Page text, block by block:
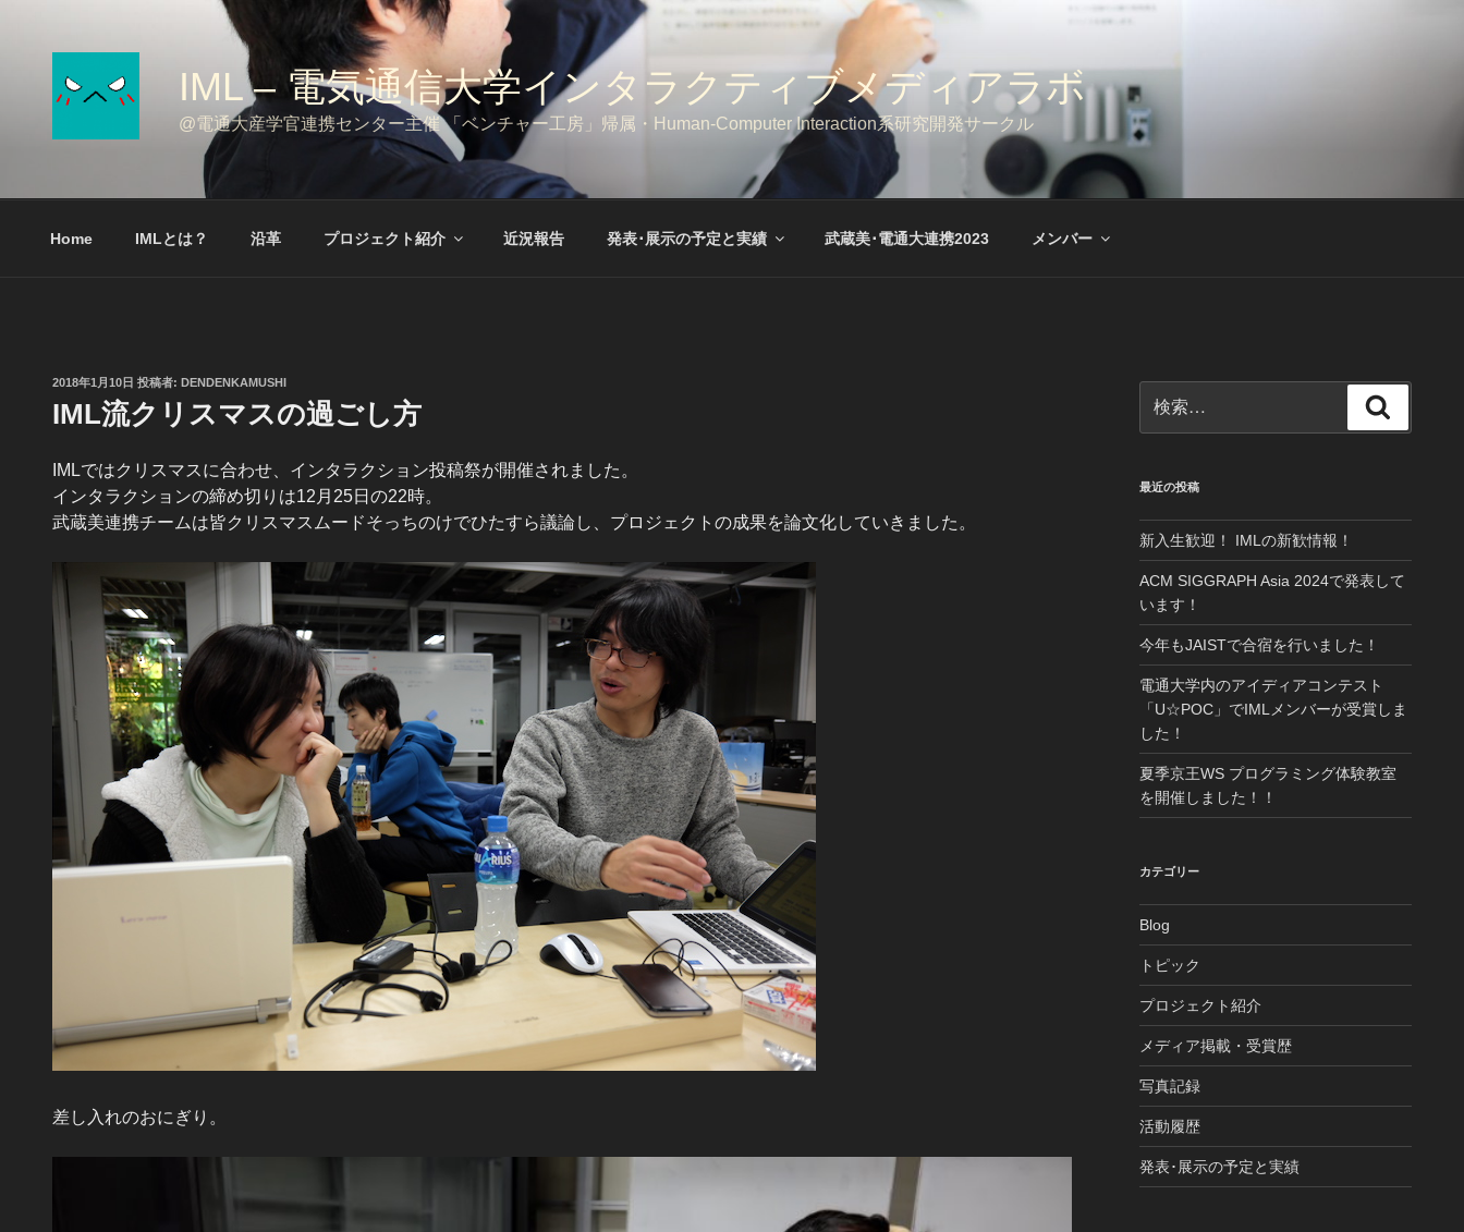
キ
IML – 電気通信大学インタラクティブメディアラボ
@電通大産学官連携センター主催 「ベンチャー工房」帰属・Human-Computer Interaction系研究開発サークル
Home IMLとは？ 沿革 プロジェクト紹介 近況報告 発表･展示の予定と実績 武蔵美･電通大連携2023 メンバー
投
日:
2018年1月10日 投稿者: DENDENKAMUSHI
IML流クリスマスの過ごし方
IMLではクリスマスに合わせ、インタラクション投稿祭が開催されました。
インタラクションの締め切りは12月25日の22時。
武蔵美連携チームは皆クリスマスムードそっちのけでひたすら議論し、プロジェクトの成果を論文化していきました。
差し入れのおにぎり。
索:
索
最近の投稿
新入生歓迎！ IMLの新歓情報！
ACM SIGGRAPH Asia 2024で発表して
います！
今年もJAISTで合宿を行いました！
電通大学内のアイディアコンテスト
「U☆POC」でIMLメンバーが受賞しま
した！
夏季京王WS プログラミング体験教室
を開催しました！！
カテゴリー
Blog
トピック
プロジェクト紹介
メディア掲載・受賞歴
写真記録
活動履歴
発表･展示の予定と実績